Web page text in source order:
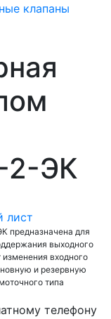
клапаны
ЭК
лист
предназначена для
выходного
входного
и резервную
типа
телефону